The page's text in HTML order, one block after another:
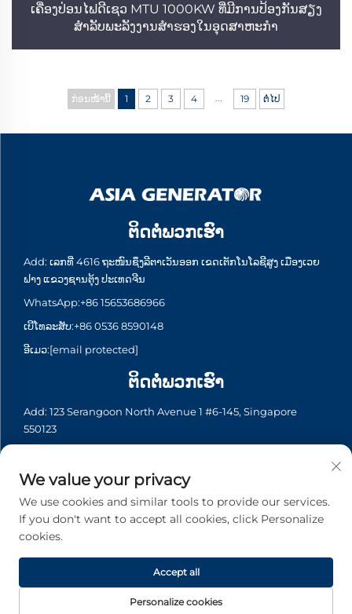
ເຄື່ອງປ່ອນໄຟດີເຊວ MTU 1000KW ທີ່ມີການປ້ອງກັນສຽງ
ສຳລັບພະລັງງານສຳຮອງໃນອຸດສາຫະກຳ
ກ່ອນໜ້ານີ້ 1 2 3 4 19 ຕໍ່ໄປ
ຕິດຕໍ່ພວກເຮົາ
Add: ເລກທີ່ 4616 ຖະໜົນຊຶງລີຕາເວັນອອກ ເຂດເຕັກໂນໂລຊີສູງ ເມືອງເວຍ
ຟາງ ແຂວງຊານຕຸ້ງ ປະເທດຈີນ
WhatsApp:+86 15653686966
ເບີໂທລະສັບ:+86 0536 8590148
ອີເມວ:[email protected]
ຕິດຕໍ່ພວກເຮົາ
Add: 123 Serangoon North Avenue 1 #6-145, Singapore
550123
ເບີໂທລະສັບ:+65 6935 2033
ອີເມວ:[email protected]
ລິขະສິດ © 2026 Asia Generator Co., Ltd. ທຸກລິຂະສິດຖືກຮັກສາ. -
ນະໂຍບາຍຄວາມເປັນສ່ວນຕົວ
We value your privacy
We use cookies and similar tools to provide our services.
If you don't want to accept all cookies, click Personalize
cookies.
Personalize cookies
Accept all